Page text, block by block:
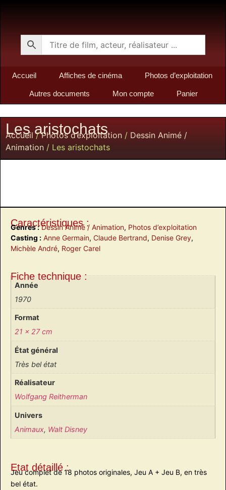
Accueil Affiches de cinéma Photos d’exploitation
Autres documents Mon compte Panier
Les aristochats
Accueil /Photos d’exploitation / Dessin Animé /
Animation / Les aristochats
Caractéristiques :
Genres : Dessin Animé / Animation, Photos d’exploitation
Casting : Anne Germain, Claude Bertrand, Denise Grey,
Michèle André, Roger Carel
Fiche technique :
Année
1970
Format
21 x 27 cm
État général
Très bel état
Réalisateur
Wolfgang Reitherman
Univers
Animaux, Walt Disney
Etat détaillé :
Jeu complet de 18 photos originales, Jeu A + Jeu B, en très
bel état.